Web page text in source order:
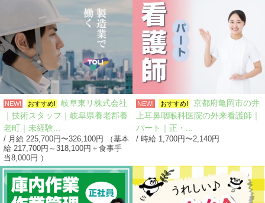
NEW! おすすめ!
岐阜東リ株式会社
｜技術スタッフ｜岐阜県養老郡養
老町｜未経験...
/ 月給 225,700円〜326,100円 （基本
給 217,700円～318,100円＋食事手
当8,000円 ）
NEW! おすすめ!
京都府亀岡市の井
上耳鼻咽喉科医院の外来看護師｜
パート｜正・...
/ 時給 1,700円〜2,140円